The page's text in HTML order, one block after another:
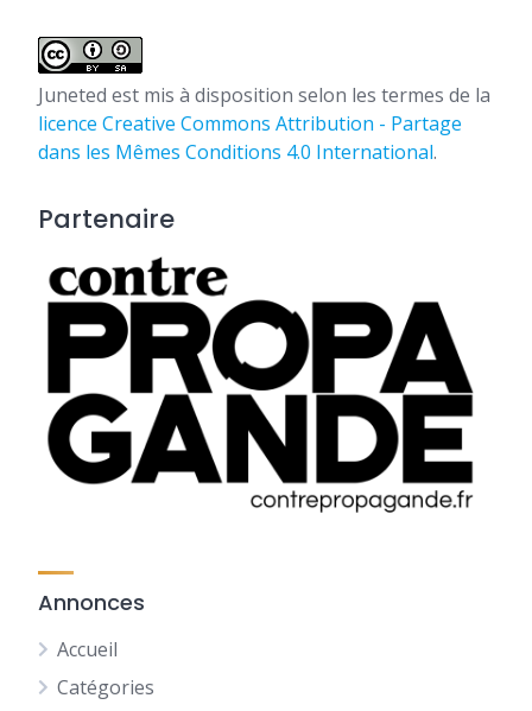
Juneted est mis à disposition selon les termes de la
licence Creative Commons Attribution - Partage
dans les Mêmes Conditions 4.0 International.
Partenaire
Annonces
Accueil
Catégories